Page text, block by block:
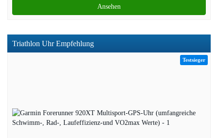
Ansehen
Triathlon Uhr Empfehlung
Testsieger